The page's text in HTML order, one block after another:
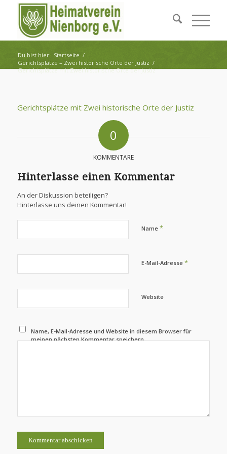
Du bist hier: Startseite /
Gerichtsplätze – Zwei historische Orte der Justiz /
Gerichtsplätze mit Zwei historische Orte der Justiz
Gerichtsplätze mit Zwei historische Orte der Justiz
0
KOMMENTARE
Hinterlasse einen Kommentar
An der Diskussion beteiligen?
Hinterlasse uns deinen Kommentar!
Name *
E-Mail-Adresse *
Website
Name, E-Mail-Adresse und Website in diesem Browser für
meinen nächsten Kommentar speichern.